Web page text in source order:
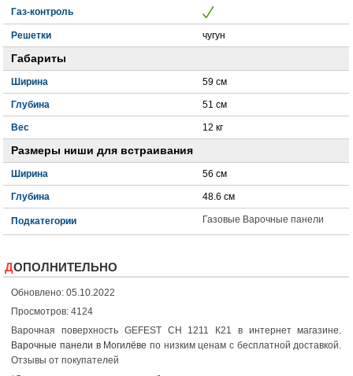
Газ-контроль
Решетки чугун
Габариты
Ширина 59 см
Глубина 51 см
Вес 12 кг
Размеры ниши для встраивания
Ширина 56 см
Глубина 48.6 см
Подкатегории Газовые Варочные панели
ДОПОЛНИТЕЛЬНО
Обновлено: 05.10.2022
Просмотров: 4124
Варочная поверхность GEFEST СН 1211 К21 в интернет магазине.
Варочные панели в Могилёве по низким ценам с бесплатной доставкой.
Отзывы от покупателей